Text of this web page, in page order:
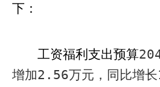
下：
工资福利支出预算
增加2.56万元，同比增长